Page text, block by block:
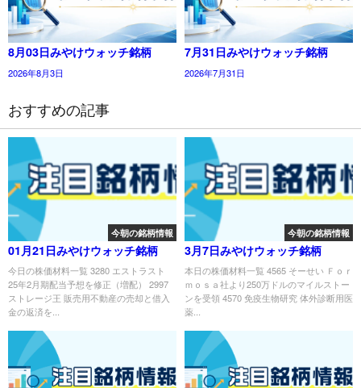
8月03日みやけウォッチ銘柄
2026年8月3日
7月31日みやけウォッチ銘柄
2026年7月31日
おすすめの記事
今朝の銘柄情報
01月21日みやけウォッチ銘柄
今日の株価材料一覧 3280 エストラスト
25年2月期配当予想を修正（増配） 2997
ストレージ王 販売用不動産の売却と借入
金の返済を...
今朝の銘柄情報
3月7日みやけウォッチ銘柄
本日の株価材料一覧 4565 そーせい Ｆｏｒ
ｍｏｓａ社より250万ドルのマイルストー
ンを受領 4570 免疫生物研究 体外診断用医
薬...